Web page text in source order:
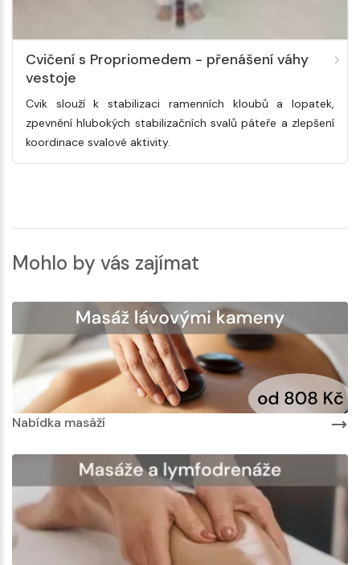
Cvičení s Propriomedem - přenášení váhy
vestoje
Cvik slouží k stabilizaci ramenních kloubů a lopatek,
zpevnění hlubokých stabilizačních svalů páteře a zlepšení
koordinace svalové aktivity.
Mohlo by vás zajímat
Nabídka masáží